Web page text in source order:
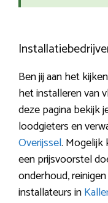
Ben jij aan het
het installeren van
deze pagina bekijk
loodgieters en
Overijssel. Mogelijk
een prijsvoorstel
onderhoud,
installateurs in